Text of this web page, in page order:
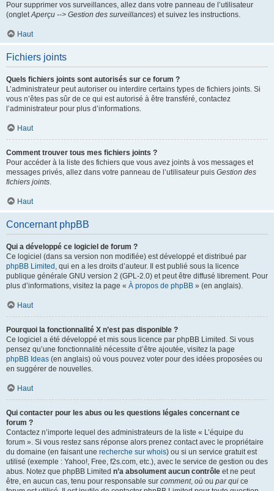
Pour supprimer vos surveillances, allez dans votre panneau de l’utilisateur
(ongletAperçu --> Gestion des surveillances) et suivez les instructions.
Haut
Fichiers joints
Quels fichiers joints sont autorisés sur ce forum ?
L’administrateur peut autoriser ou interdire certains types de fichiers joints. Si
vous n’êtes pas sûr de ce qui est autorisé à être transféré, contactez
l’administrateur pour plus d’informations.
Haut
Comment trouver tous mes fichiers joints ?
Pour accéder à la liste des fichiers que vous avez joints à vos messages et
messages privés, allez dans votre panneau de l’utilisateur puis Gestion des
fichiers joints.
Haut
Concernant phpBB
Qui a développé ce logiciel de forum ?
Ce logiciel (dans sa version non modifiée) est développé et distribué par
phpBB Limited , qui en a les droits d’auteur. Il est publié sous la licence
publique générale GNU version 2 (GPL-2.0) et peut être diffusé librement. Pour
plus d’informations, visitez la page « À propos de phpBB » (en anglais).
Haut
Pourquoi la fonctionnalité X n’est pas disponible ?
Ce logiciel a été développé et mis sous licence par phpBB Limited. Si vous
pensez qu’une fonctionnalité nécessite d’être ajoutée, visitez la page
phpBB Ideas (en anglais) où vous pouvez voter pour des idées proposées ou
en suggérer de nouvelles.
Haut
Qui contacter pour les abus ou les questions légales concernant ce
forum ?
Contactez n’importe lequel des administrateurs de la liste « L’équipe du
forum ». Si vous restez sans réponse alors prenez contact avec le propriétaire
du domaine (en faisant une recherche sur whois) ou si un service gratuit est
utilisé (exemple : Yahoo!, Free, f2s.com, etc.), avec le service de gestion ou des
abus. Notez que phpBB Limited n’a absolument aucun contrôle et ne peut
être, en aucun cas, tenu pour responsable sur comment, où ou par qui ce